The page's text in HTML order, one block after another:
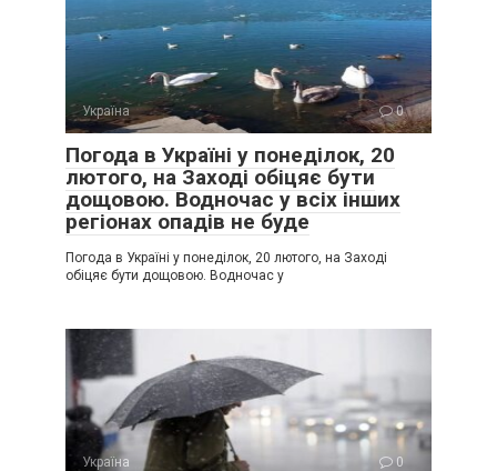
Україна 0
Погода в Україні у понеділок, 20
лютого, на Заході обіцяє бути
дощовою. Водночас у всіх інших
регіонах опадів не буде
Погода в Україні у понеділок, 20 лютого, на Заході
обіцяє бути дощовою. Водночас у
Україна 0